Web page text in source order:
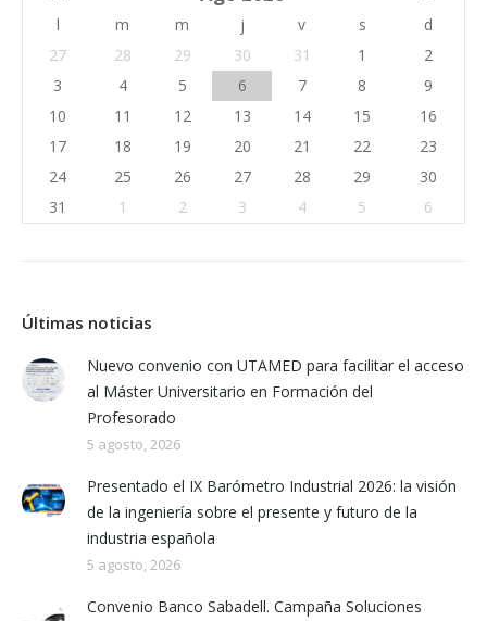
l m m j v s
d
27
28 29 30 31 1
2
3
4 5 6 7 8
9
10
11 12 13 14 15
16
17
18 19 20 21 22
23
24
25 26 27 28 29
30
31
1 2 3 4 5 6
Últimas noticias
Nuevo convenio con UTAMED para facilitar el acceso
al Máster Universitario en Formación del
Profesorado
5 agosto, 2026
Presentado el IX Barómetro Industrial 2026: la visión
de la ingeniería sobre el presente y futuro de la
industria española
5 agosto, 2026
Convenio Banco Sabadell. Campaña Soluciones